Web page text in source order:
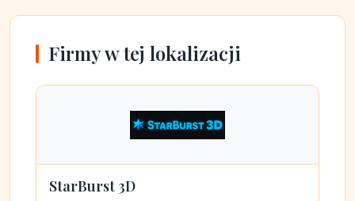
Firmy w tej lokalizacji
StarBurst 3D